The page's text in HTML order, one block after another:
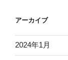
アーカイブ
2024年1月